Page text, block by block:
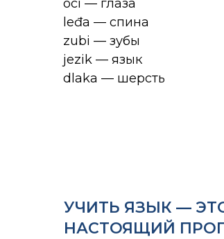
осі — глаза
leđa — спина
zubi — зубы
jezik — язык
dlaka — шерсть
УЧИТЬ ЯЗЫК —
НАСТОЯЩИЙ